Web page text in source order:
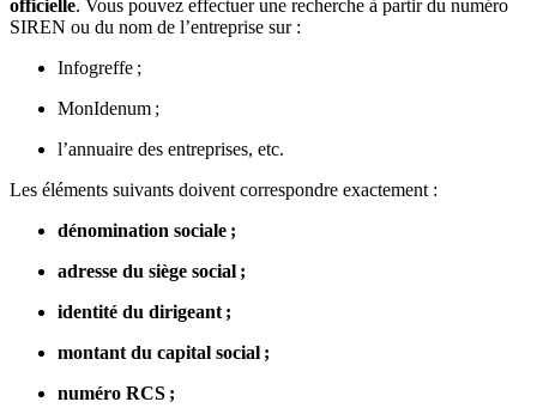
officielle. Vous pouvez effectuer une recherche à partir du numéro
SIREN ou du nom de l’entreprise sur :
Infogreffe ;
MonIdenum ;
l’annuaire des entreprises, etc.
Les éléments suivants doivent correspondre exactement :
dénomination sociale ;
adresse du siège social ;
identité du dirigeant ;
montant du capital social ;
numéro RCS ;